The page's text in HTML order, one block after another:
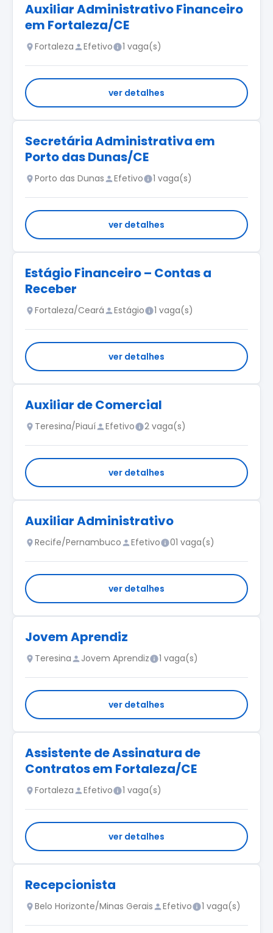
Auxiliar Administrativo Financeiro
em Fortaleza/CE
Fortaleza Efetivo 1 vaga(s)
ver detalhes
Secretária Administrativa em
Porto das Dunas/CE
Porto das Dunas Efetivo 1 vaga(s)
ver detalhes
Estágio Financeiro – Contas a
Receber
Fortaleza/Ceará Estágio 1 vaga(s)
ver detalhes
Auxiliar de Comercial
Teresina/Piauí Efetivo 2 vaga(s)
ver detalhes
Auxiliar Administrativo
Recife/Pernambuco Efetivo 01 vaga(s)
ver detalhes
Jovem Aprendiz
Teresina Jovem Aprendiz 1 vaga(s)
ver detalhes
Assistente de Assinatura de
Contratos em Fortaleza/CE
Fortaleza Efetivo 1 vaga(s)
ver detalhes
Recepcionista
Belo Horizonte/Minas Gerais Efetivo 1 vaga(s)